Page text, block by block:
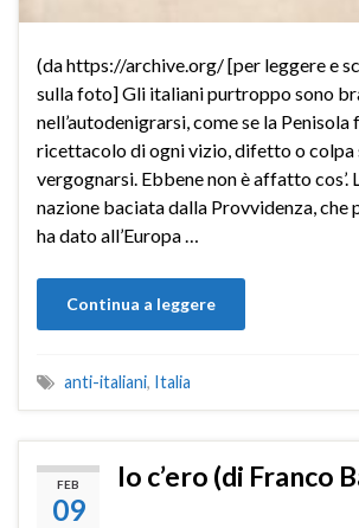
(da https://archive.org/ [per leggere e
sulla foto] Gli italiani purtroppo sono
nell’autodenigrarsi, come se la Penisola
ricettacolo di ogni vizio, difetto o colpa
vergognarsi. Ebbene non è affatto cos’.
nazione baciata dalla Provvidenza, che
ha dato all’Europa …
Continua a leggere
anti-italiani, Italia
FEB
09
Io c’ero (di Franco